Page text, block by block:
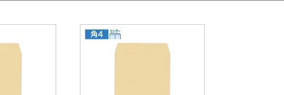
アファイル印刷 お悔み用
長6封筒
A4横3つ折
返信用封筒